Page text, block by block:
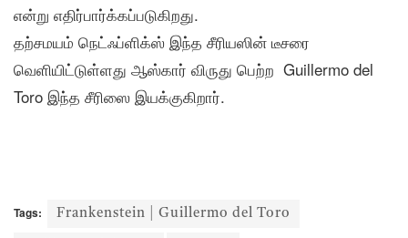
என்று எதிர்பார்க்கப்படுகிறது.
தற்சமயம் நெட்ஃப்ளிக்ஸ் இந்த சீரியஸின் டீசரை
வெளியிட்டுள்ளது ஆஸ்கார் விருது பெற்ற Guillermo del
Toro இந்த சீரிஸை இயக்குகிறார்.
Tags: Frankenstein | Guillermo del Toro